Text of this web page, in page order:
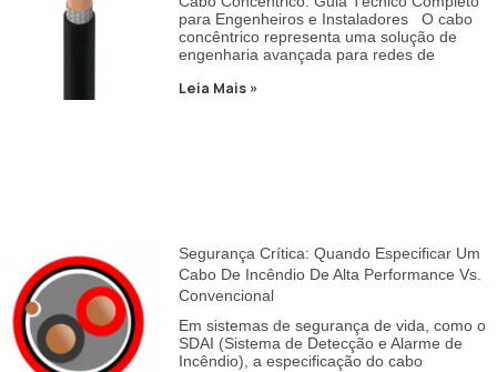
para Engenheiros e Instaladores O cabo
concêntrico representa uma solução de
engenharia avançada para redes de
Leia Mais »
Segurança Crítica: Quando Especificar Um
Cabo De Incêndio De Alta Performance Vs.
Convencional
Em sistemas de segurança de vida, como o
SDAI (Sistema de Detecção e Alarme de
Incêndio), a especificação do cabo